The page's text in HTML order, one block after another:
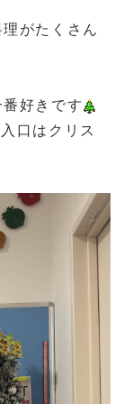
がたくさん
好きです
口はクリス